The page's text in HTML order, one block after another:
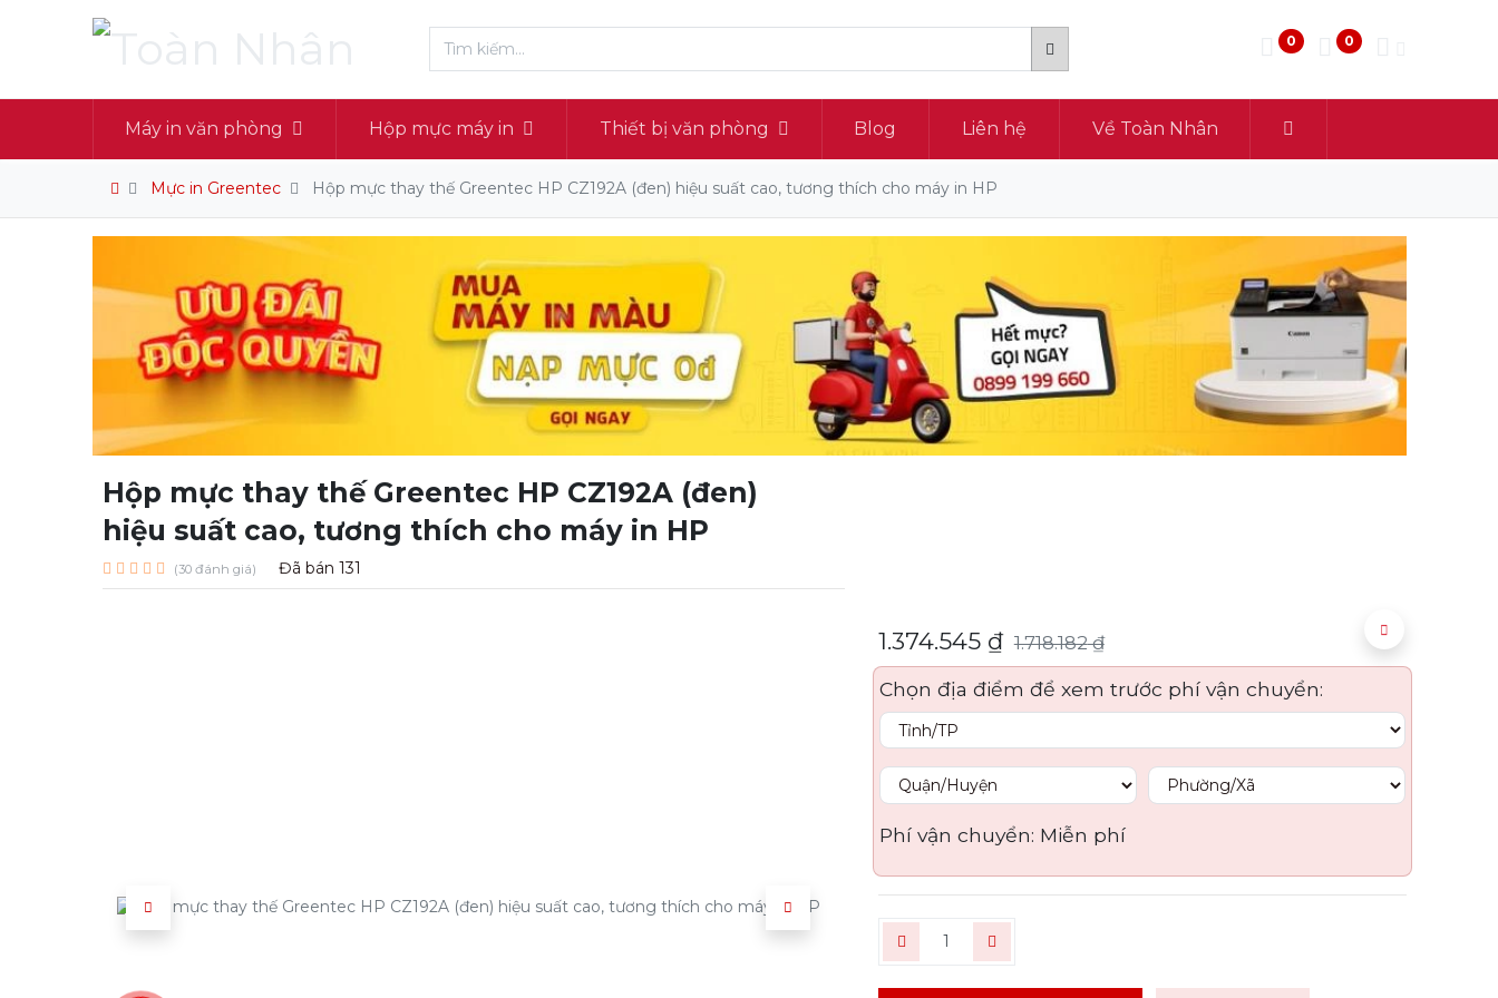
0 0
Máy in văn phòng Hộp mực máy in Thiết bị văn phòng Blog Liên hệ Về Toàn Nhân
Mực in Greentec Hộp mực thay thế Greentec HP CZ192A (đen) hiệu suất cao, tương thích cho máy in HP
Hộp mực thay thế Greentec HP CZ192A (đen)
hiệu suất cao, tương thích cho máy in HP
(30 đánh giá) Đã bán 131
1.374.545₫ 1.718.182₫
Chọn địa điểm để xem trước phí vận chuyển:
Phí vận chuyển: Miễn phí